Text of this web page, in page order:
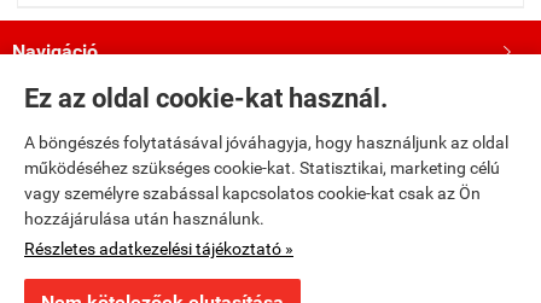
Ez az oldal cookie-kat használ.
A böngészés folytatásával jóváhagyja, hogy használjunk az oldal
működéséhez szükséges cookie-kat. Statisztikai, marketing célú
vagy személyre szabással kapcsolatos cookie-kat csak az Ön
hozzájárulása után használunk.
Részletes adatkezelési tájékoztató »
Navigáció 
Saját fiók
Bemutatkozás
Kövess minket a Facebookon!